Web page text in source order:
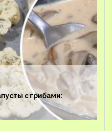
с грибами: